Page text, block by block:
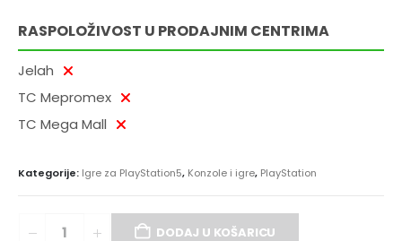
RASPOLOŽIVOST U PRODAJNIM CENTRIMA
Jelah
TC Mepromex
TC Mega Mall
Kategorije: Igre za PlayStation5, Konzole i igre, PlayStation
DODAJ U KOŠARICU